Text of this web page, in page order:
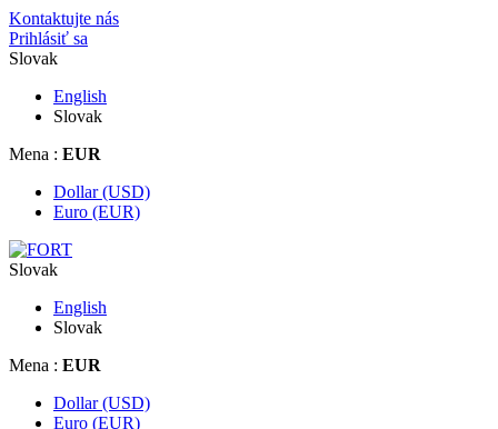
Kontaktujte nás
Prihlásiť sa
Slovak
English
Slovak
Mena : EUR
Dollar (USD)
Euro (EUR)
Slovak
English
Slovak
Mena : EUR
Dollar (USD)
Euro (EUR)